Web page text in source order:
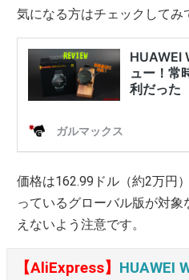
気になる方はチェックしてみ
価格は162.99ドル（約2万円
っているグローバル版が対
えないよう注意です。
【AliExpress】 HUAWEI